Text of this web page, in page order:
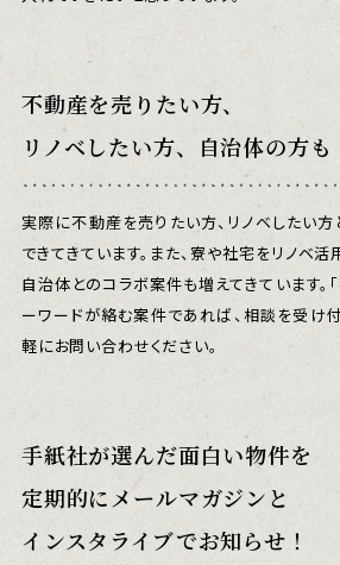
不動産を売りたい方、
リノベしたい方、自治体の方も
実際に不動産を売りたい方、リノベしたい
できてきています。また、寮や社宅をリノベ
自治体とのコラボ案件も増えてきています。
ーワードが絡む案件であれば、相談を受け
軽にお問い合わせください。
手紙社が選んだ面白い物件を
定期的にメールマガジンと
インスタライブでお知らせ！